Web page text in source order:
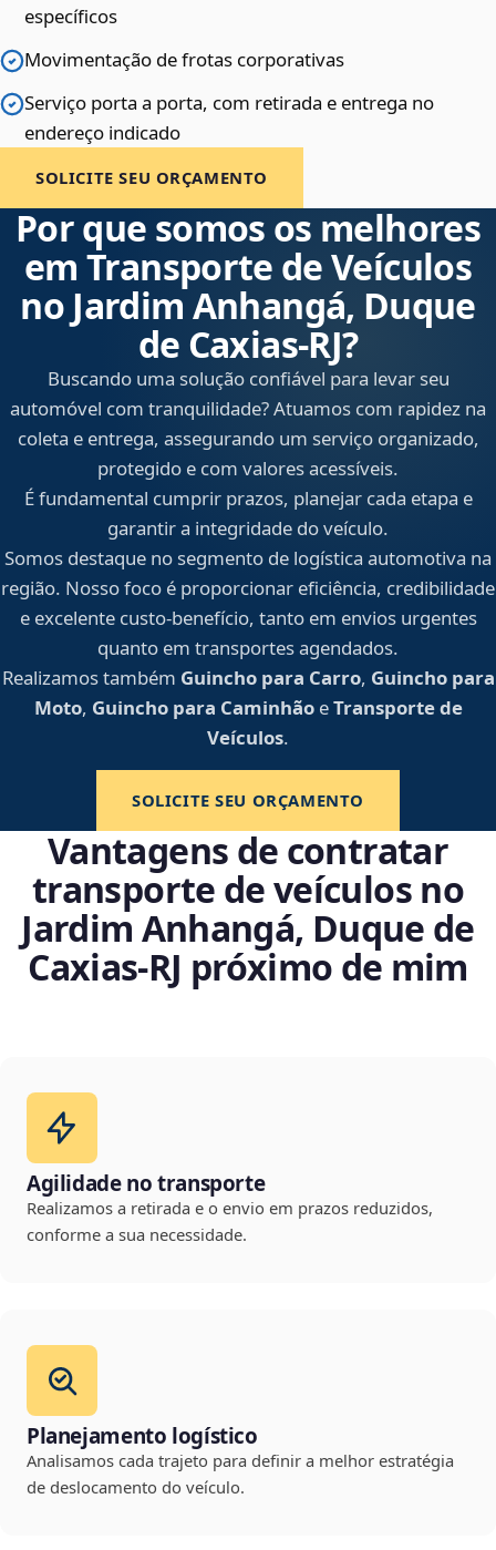
específicos
Movimentação de frotas corporativas
Serviço porta a porta, com retirada e entrega no
endereço indicado
SOLICITE SEU ORÇAMENTO
Por que somos os melhores
em Transporte de Veículos
no Jardim Anhangá, Duque
de Caxias‑RJ?
Buscando uma solução confiável para levar seu
automóvel com tranquilidade? Atuamos com rapidez na
coleta e entrega, assegurando um serviço organizado,
protegido e com valores acessíveis.
É fundamental cumprir prazos, planejar cada etapa e
garantir a integridade do veículo.
Somos destaque no segmento de logística automotiva na
região. Nosso foco é proporcionar eficiência, credibilidade
e excelente custo-benefício, tanto em envios urgentes
quanto em transportes agendados.
Realizamos também Guincho para Carro, Guincho para
Moto, Guincho para CaminhãoeTransporte de
Veículos.
SOLICITE SEU ORÇAMENTO
Vantagens de contratar
transporte de veículos no
Jardim Anhangá, Duque de
Caxias‑RJ próximo de mim
Agilidade no transporte
Realizamos a retirada e o envio em prazos reduzidos,
conforme a sua necessidade.
Planejamento logístico
Analisamos cada trajeto para definir a melhor estratégia
de deslocamento do veículo.